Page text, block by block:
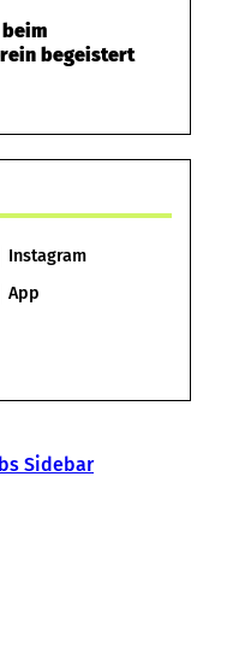
begeistert
Instagram
App